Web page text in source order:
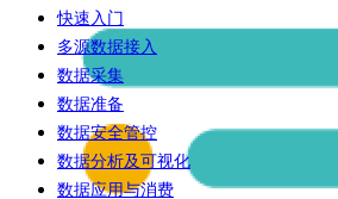
快速入门
多源数据接入
数据采集
数据准备
数据安全管控
数据分析及可视化
数据应用与消费